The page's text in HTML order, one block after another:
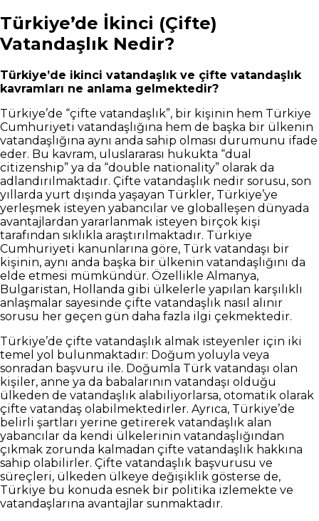
Türkiye’de İkinci (Çifte)
Vatandaşlık Nedir?
Türkiye’de ikinci vatandaşlık ve çifte vatandaşlık
kavramları ne anlama gelmektedir?
Türkiye’de “çifte vatandaşlık”, bir kişinin hem Türkiye
Cumhuriyeti vatandaşlığına hem de başka bir ülkenin
vatandaşlığına aynı anda sahip olması durumunu ifade
eder. Bu kavram, uluslararası hukukta “dual
citizenship” ya da “double nationality” olarak da
adlandırılmaktadır. Çifte vatandaşlık nedir sorusu, son
yıllarda yurt dışında yaşayan Türkler, Türkiye’ye
yerleşmek isteyen yabancılar ve globalleşen dünyada
avantajlardan yararlanmak isteyen birçok kişi
tarafından sıklıkla araştırılmaktadır. Türkiye
Cumhuriyeti kanunlarına göre, Türk vatandaşı bir
kişinin, aynı anda başka bir ülkenin vatandaşlığını da
elde etmesi mümkündür. Özellikle Almanya,
Bulgaristan, Hollanda gibi ülkelerle yapılan karşılıklı
anlaşmalar sayesinde çifte vatandaşlık nasıl alınır
sorusu her geçen gün daha fazla ilgi çekmektedir.
Türkiye’de çifte vatandaşlık almak isteyenler için iki
temel yol bulunmaktadır: Doğum yoluyla veya
sonradan başvuru ile. Doğumla Türk vatandaşı olan
kişiler, anne ya da babalarının vatandaşı olduğu
ülkeden de vatandaşlık alabiliyorlarsa, otomatik olarak
çifte vatandaş olabilmektedirler. Ayrıca, Türkiye’de
belirli şartları yerine getirerek vatandaşlık alan
yabancılar da kendi ülkelerinin vatandaşlığından
çıkmak zorunda kalmadan çifte vatandaşlık hakkına
sahip olabilirler. Çifte vatandaşlık başvurusu ve
süreçleri, ülkeden ülkeye değişiklik gösterse de,
Türkiye bu konuda esnek bir politika izlemekte ve
vatandaşlarına avantajlar sunmaktadır.